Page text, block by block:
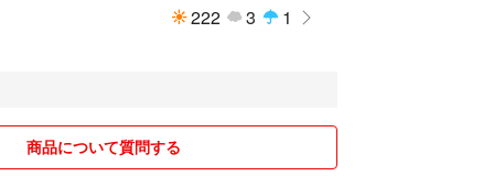
222 3 1
商品について質問する